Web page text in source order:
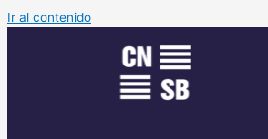
Ir al contenido